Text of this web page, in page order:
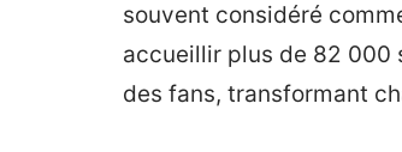
souvent considéré
accueillir plus de 82 000
des fans, transformant